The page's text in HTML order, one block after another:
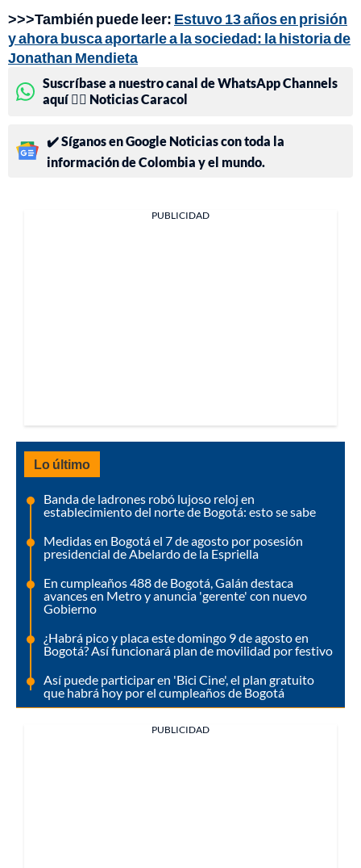
>>>También puede leer: Estuvo 13 años en prisión
y ahora busca aportarle a la sociedad: la historia de
Jonathan Mendieta
Suscríbase a nuestro canal de WhatsApp Channels
aquí 👉🏻 Noticias Caracol
✔️ Síganos en Google Noticias con toda la
información de Colombia y el mundo.
PUBLICIDAD
Lo último
Banda de ladrones robó lujoso reloj en
establecimiento del norte de Bogotá: esto se sabe
Medidas en Bogotá el 7 de agosto por posesión
presidencial de Abelardo de la Espriella
En cumpleaños 488 de Bogotá, Galán destaca
avances en Metro y anuncia 'gerente' con nuevo
Gobierno
¿Habrá pico y placa este domingo 9 de agosto en
Bogotá? Así funcionará plan de movilidad por festivo
Así puede participar en 'Bici Cine', el plan gratuito
que habrá hoy por el cumpleaños de Bogotá
PUBLICIDAD